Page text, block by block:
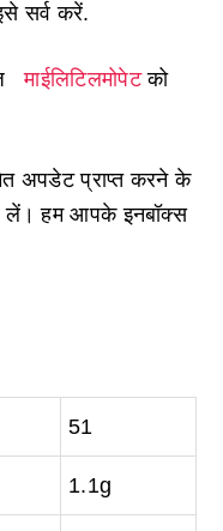
सर्व करें.
माईलिटिलमोपेटको
अपडेट प्राप्त करने के
लें। हम आपके इनबॉक्स
51
1.1g